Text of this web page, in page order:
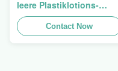
leere Plastiklotions-
Pressungs-Rohre 200g
Contact Now